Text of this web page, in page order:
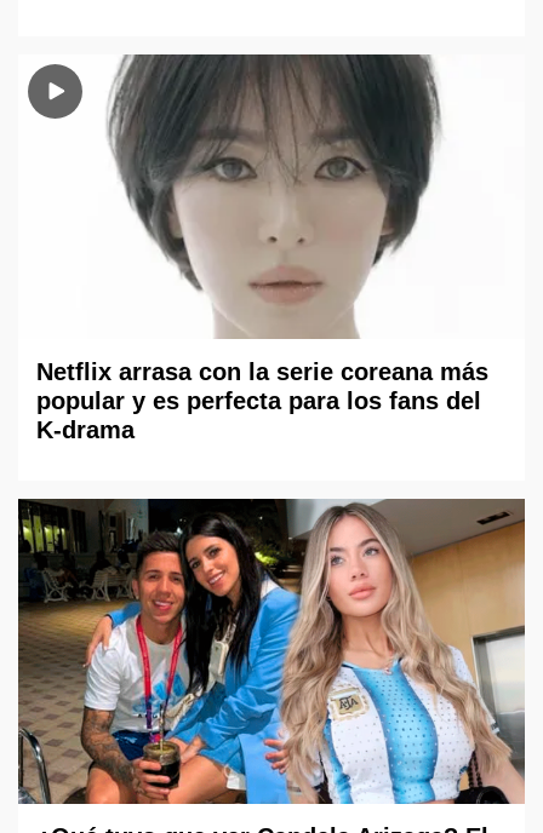
Netflix arrasa con la serie coreana más
popular y es perfecta para los fans del
K-drama